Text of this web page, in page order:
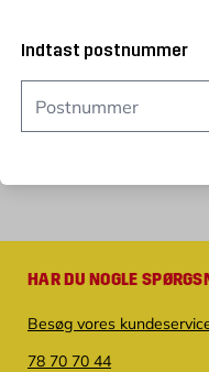
Indtast postnummer
Nexa og Housegard.
HAR DU NOGLE
Besøg vores
78 70 70 44